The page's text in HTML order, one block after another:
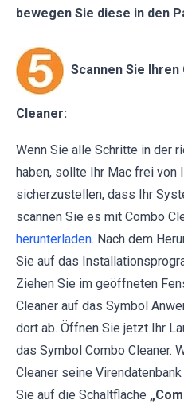
bewegen Sie diese in den
Scannen Sie
Cleaner:
Wenn Sie alle Schritte in der
haben, sollte Ihr Mac frei von
sicherzustellen, dass Ihr
scannen Sie es mit Combo
herunterladen. Nach dem
Sie auf das
Ziehen Sie im geöffneten
Cleaner auf das Symbol
dort ab. Öffnen Sie jetzt Ihr
das Symbol Combo Cleaner.
Cleaner seine
Sie auf die Schaltfläche